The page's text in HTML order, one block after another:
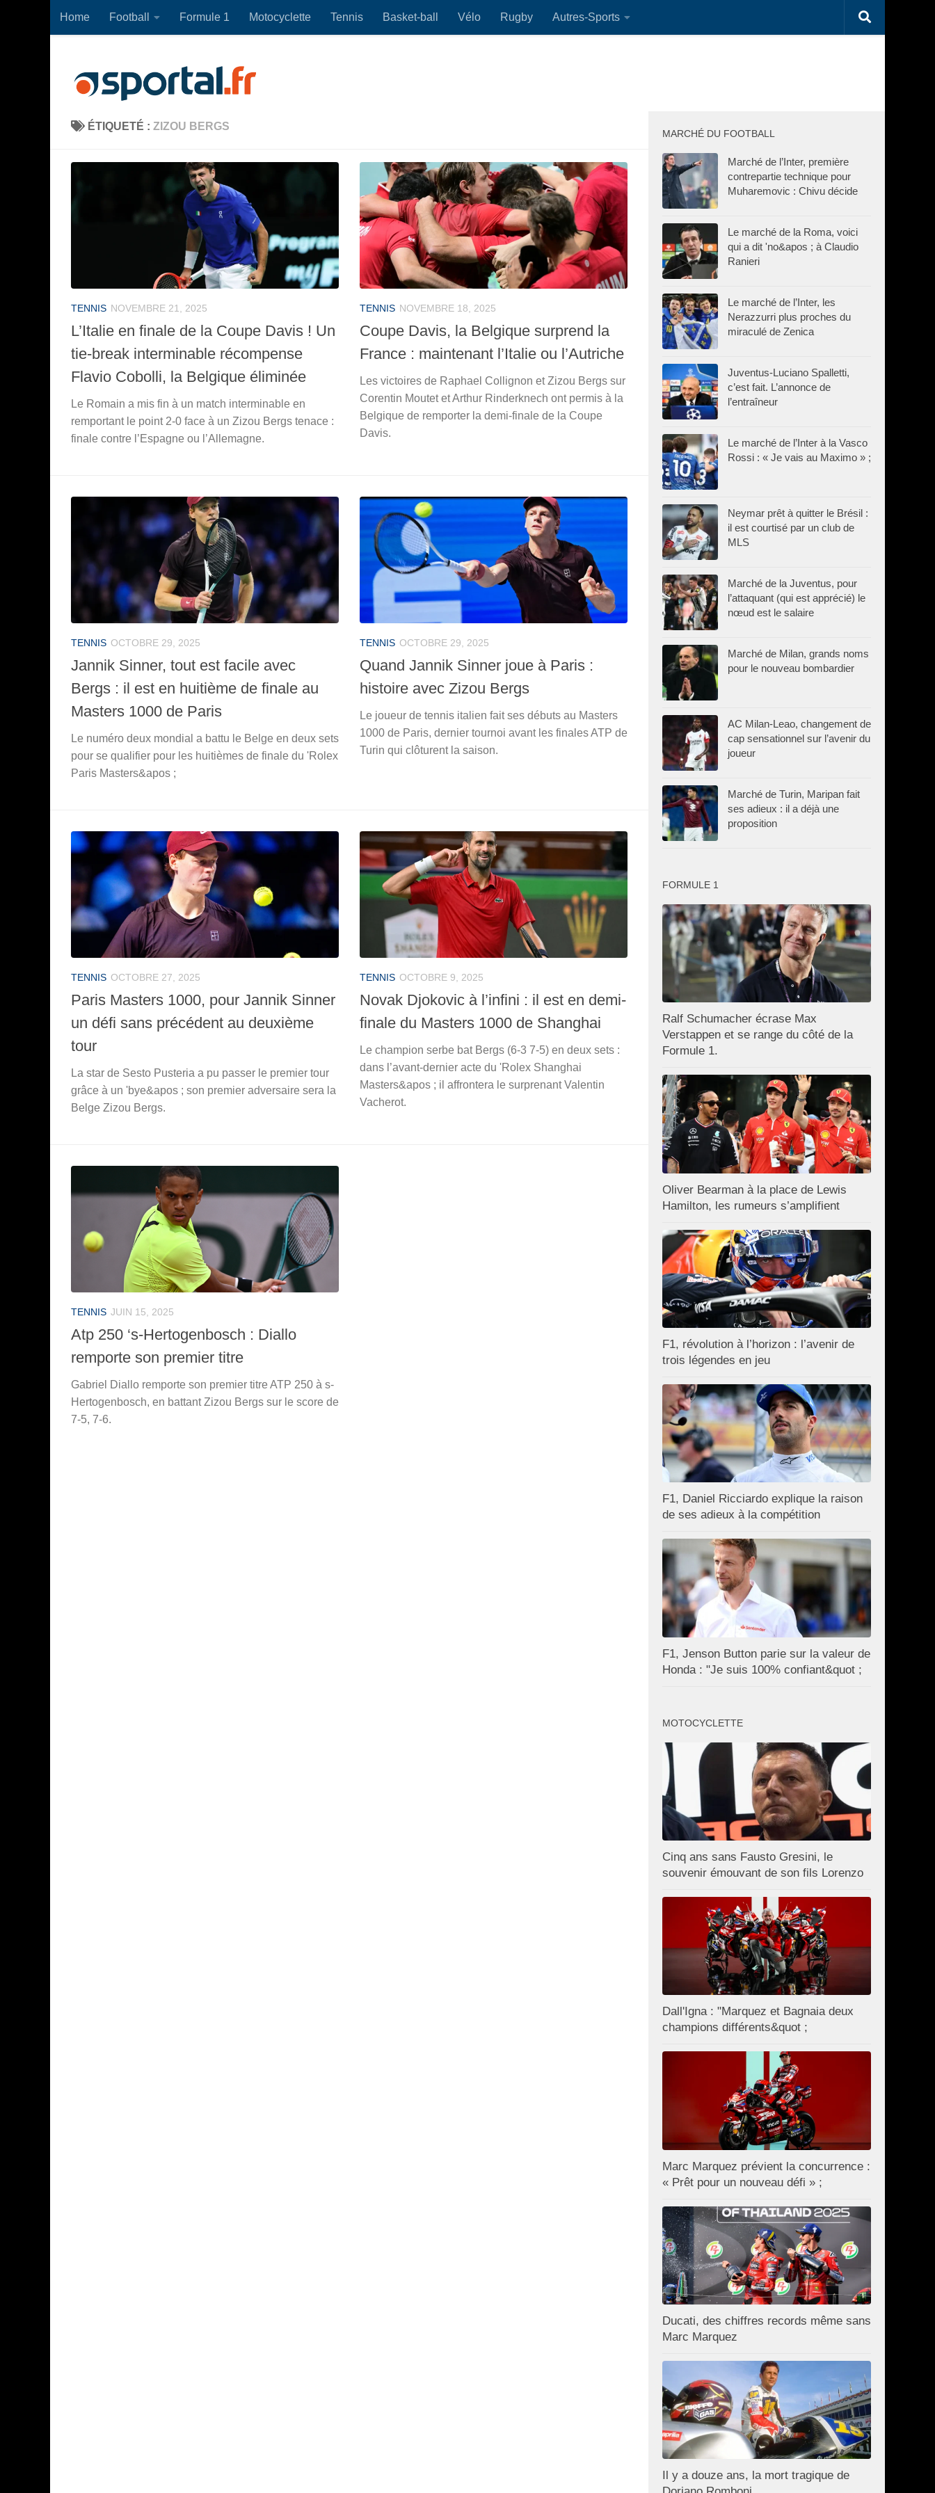
Skip to content
Home Football Formule 1 Motocyclette Tennis Basket-ball Vélo Rugby Autres-Sports
ÉTIQUETÉ : ZIZOU BERGS
TENNIS NOVEMBRE 21, 2025
L’Italie en finale de la Coupe Davis ! Un
tie-break interminable récompense
Flavio Cobolli, la Belgique éliminée
Le Romain a mis fin à un match interminable en
remportant le point 2-0 face à un Zizou Bergs tenace :
finale contre l’Espagne ou l’Allemagne.
TENNIS NOVEMBRE 18, 2025
Coupe Davis, la Belgique surprend la
France : maintenant l’Italie ou l’Autriche
Les victoires de Raphael Collignon et Zizou Bergs sur
Corentin Moutet et Arthur Rinderknech ont permis à la
Belgique de remporter la demi-finale de la Coupe
Davis.
TENNIS OCTOBRE 29, 2025
Jannik Sinner, tout est facile avec
Bergs : il est en huitième de finale au
Masters 1000 de Paris
Le numéro deux mondial a battu le Belge en deux sets
pour se qualifier pour les huitièmes de finale du 'Rolex
Paris Masters&apos ;
TENNIS OCTOBRE 29, 2025
Quand Jannik Sinner joue à Paris :
histoire avec Zizou Bergs
Le joueur de tennis italien fait ses débuts au Masters
1000 de Paris, dernier tournoi avant les finales ATP de
Turin qui clôturent la saison.
TENNIS OCTOBRE 27, 2025
Paris Masters 1000, pour Jannik Sinner
un défi sans précédent au deuxième
tour
La star de Sesto Pusteria a pu passer le premier tour
grâce à un 'bye&apos ; son premier adversaire sera la
Belge Zizou Bergs.
TENNIS OCTOBRE 9, 2025
Novak Djokovic à l’infini : il est en demi-
finale du Masters 1000 de Shanghai
Le champion serbe bat Bergs (6-3 7-5) en deux sets :
dans l’avant-dernier acte du 'Rolex Shanghai
Masters&apos ; il affrontera le surprenant Valentin
Vacherot.
TENNIS JUIN 15, 2025
Atp 250 ‘s-Hertogenbosch : Diallo
remporte son premier titre
Gabriel Diallo remporte son premier titre ATP 250 à s-
Hertogenbosch, en battant Zizou Bergs sur le score de
7-5, 7-6.
MARCHÉ DU FOOTBALL
Marché de l’Inter, première
contrepartie technique pour
Muharemovic : Chivu décide
Le marché de la Roma, voici
qui a dit 'no&apos ; à Claudio
Ranieri
Le marché de l’Inter, les
Nerazzurri plus proches du
miraculé de Zenica
Juventus-Luciano Spalletti,
c’est fait. L’annonce de
l’entraîneur
Le marché de l’Inter à la Vasco
Rossi : « Je vais au Maximo » ;
Neymar prêt à quitter le Brésil :
il est courtisé par un club de
MLS
Marché de la Juventus, pour
l’attaquant (qui est apprécié) le
nœud est le salaire
Marché de Milan, grands noms
pour le nouveau bombardier
AC Milan-Leao, changement de
cap sensationnel sur l’avenir du
joueur
Marché de Turin, Maripan fait
ses adieux : il a déjà une
proposition
FORMULE 1
Ralf Schumacher écrase Max
Verstappen et se range du côté de la
Formule 1.
Oliver Bearman à la place de Lewis
Hamilton, les rumeurs s’amplifient
F1, révolution à l’horizon : l’avenir de
trois légendes en jeu
F1, Daniel Ricciardo explique la raison
de ses adieux à la compétition
F1, Jenson Button parie sur la valeur de
Honda : "Je suis 100% confiant&quot ;
MOTOCYCLETTE
Cinq ans sans Fausto Gresini, le
souvenir émouvant de son fils Lorenzo
Dall'Igna : "Marquez et Bagnaia deux
champions différents&quot ;
Marc Marquez prévient la concurrence :
« Prêt pour un nouveau défi » ;
Ducati, des chiffres records même sans
Marc Marquez
Il y a douze ans, la mort tragique de